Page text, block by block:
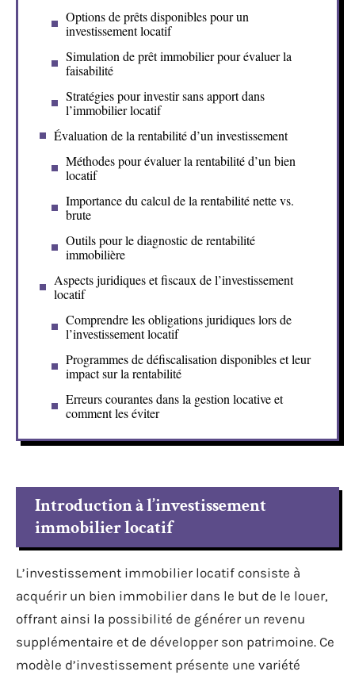
Options de prêts disponibles pour un
investissement locatif
Simulation de prêt immobilier pour évaluer la
faisabilité
Stratégies pour investir sans apport dans
l’immobilier locatif
Évaluation de la rentabilité d’un investissement
Méthodes pour évaluer la rentabilité d’un bien
locatif
Importance du calcul de la rentabilité nette vs.
brute
Outils pour le diagnostic de rentabilité
immobilière
Aspects juridiques et fiscaux de l’investissement
locatif
Comprendre les obligations juridiques lors de
l’investissement locatif
Programmes de défiscalisation disponibles et leur
impact sur la rentabilité
Erreurs courantes dans la gestion locative et
comment les éviter
Introduction à l’investissement
immobilier locatif
L’investissement immobilier locatif consiste à
acquérir un bien immobilier dans le but de le louer,
offrant ainsi la possibilité de générer un revenu
supplémentaire et de développer son patrimoine. Ce
modèle d’investissement présente une variété